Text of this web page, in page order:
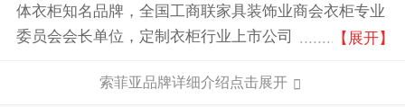
体衣柜知名品牌，全国工商联家具装饰业商会衣柜专业
委员会会长单位，定制衣柜行业上市公司，2014年通过
【展开】
索菲亚品牌详细介绍点击展开